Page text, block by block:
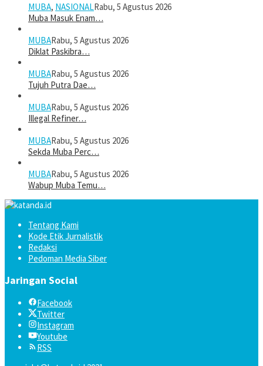
MUBA, NASIONALRabu, 5 Agustus 2026
Muba Masuk Enam…
MUBARabu, 5 Agustus 2026
Diklat Paskibra…
MUBARabu, 5 Agustus 2026
Tujuh Putra Dae…
MUBARabu, 5 Agustus 2026
Illegal Refiner…
MUBARabu, 5 Agustus 2026
Sekda Muba Perc…
MUBARabu, 5 Agustus 2026
Wabup Muba Temu…
Tentang Kami
Kode Etik Jurnalistik
Redaksi
Pedoman Media Siber
Jaringan Social
Facebook
Twitter
Instagram
Youtube
RSS